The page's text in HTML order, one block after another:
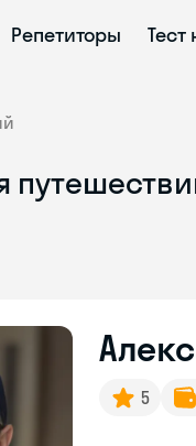
Репетиторы Тест
5